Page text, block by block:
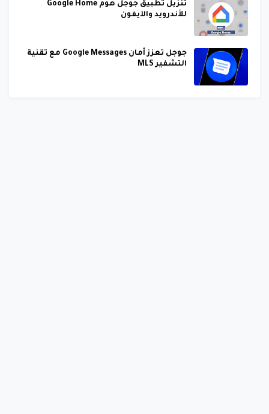
تنزيل تطبيق جوجل هوم Google Home
للأندرويد والآيفون
جوجل تعزز أمان Google Messages مع تقنية
التشفير MLS